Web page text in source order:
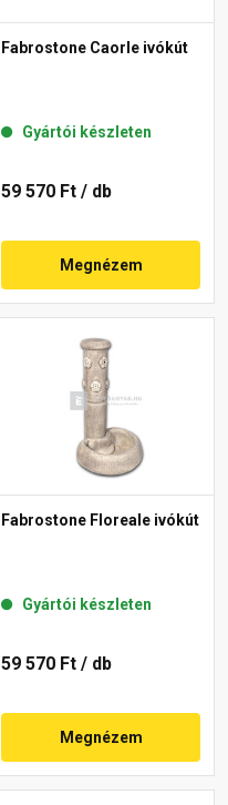
Fabrostone Caorle ivókút
Gyártói készleten
59 570 Ft / db
Megnézem
Fabrostone Floreale ivókút
Gyártói készleten
59 570 Ft / db
Megnézem